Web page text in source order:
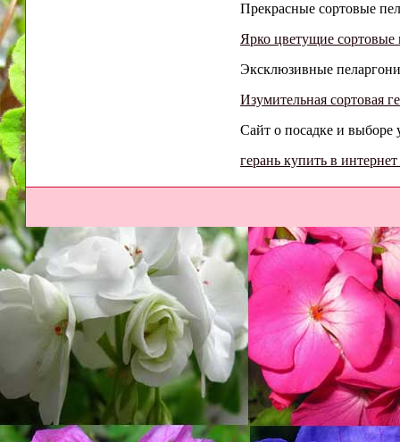
Прекрасные сортовые
Ярко цветущие сортовые
Эксклюзивные
Изумительная сортовая
Сайт о посадке и выборе
герань купить в